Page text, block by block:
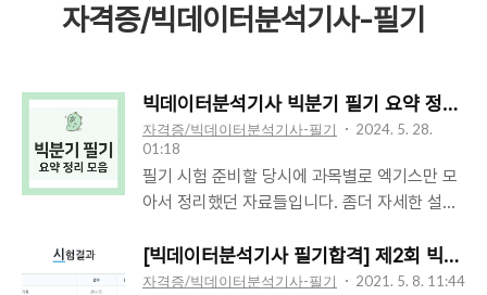
자격증/빅데이터분석기사-필기
빅데이터분석기사 빅분기 필기 요약 정리
자격증/빅데이터분석기사-필기
2024. 5. 28.
01:18
필기 시험 준비할 당시에 과목별로 엑기스만 모
아서 정리했던 자료들입니다. 좀더 자세한 설명
시면 정리 포스팅 찾으실 수 있을 거에요. 아래
링크 달아두었으니 주요 키워드와 함께 참고하
[빅데이터분석기사 필기합격] 제2회 빅데이
자격증/빅데이터분석기사-필기 2021. 5. 8. 11:44